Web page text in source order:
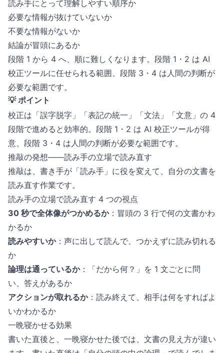
読み手にとって理解しやすい順序か
必要な情報が抜けていないか
不要な情報がないか
結論が冒頭にあるか
段階 1 から 4 へ、順に難しくなります。段階 1・2 は AI
校正ツールに任せられる範囲、段階 3・4 は人間の判断が
必要な範囲です。
💡 ポイント
校正は「誤字脱字」「表記の統一」「文法」「文意」の 4
段階で進めると効率的。段階 1・2 は AI 校正ツールが得
意、段階 3・4 は人間の判断が必要な範囲です。
推敲の発想——読み手の立場で読み直す
推敲は、書き手が「読み手」に役を変えて、自分の文書を
読み直す作業です。
読み手の立場で読み直す 4 つの視点
30 秒で全体像がつかめるか：冒頭の 3 行で何の文書かわ
かるか
読みやすいか：声に出して読んで、つかえずに読み切れる
か
論理は通っているか：「だから何？」を 1 文ごとに問
い、答えがあるか
アクションが取れるか：読み終えて、相手は何をすればよ
いかわかるか
一晩寝かせる効果
書いた直後と、一晩寝かせた後では、文書の見え方が違い